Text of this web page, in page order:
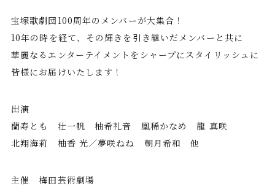
宝塚歌劇団100周年のメンバーが大集合！
10年の時を経て、その輝きを引き継いだメンバーと共に
華麗なるエンターテイメントをシャープにスタイリッシュに
皆様にお届けいたします！
出演
蘭寿とも 壮一帆 柚希礼音 凰稀かなめ 龍 真咲
北翔海莉 柚香 光／夢咲ねね 朝月希和 他
主催 梅田芸術劇場